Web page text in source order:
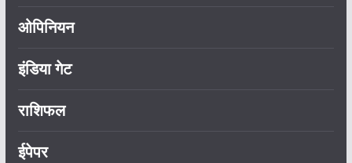
ओपिनियन
इंडिया गेट
राशिफल
ईपेपर